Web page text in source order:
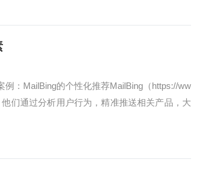
：MailBing的个性化推荐MailBing（https://ww
们通过分析用户行为，精准推送相关产品，大